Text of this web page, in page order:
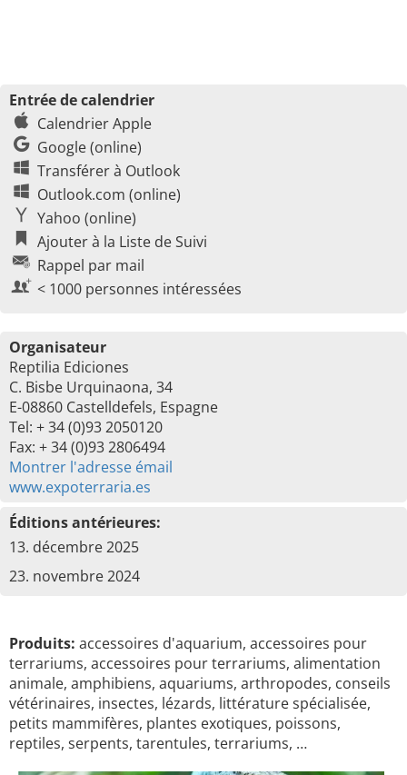
Entrée de calendrier
Calendrier Apple
Google (online)
Transférer à Outlook
Outlook.com (online)
Yahoo (online)
Ajouter à la Liste de Suivi
Rappel par mail
< 1000 personnes intéressées
Organisateur
Reptilia Ediciones
C. Bisbe Urquinaona, 34
E-08860 Castelldefels, Espagne
Tel: + 34 (0)93 2050120
Fax: + 34 (0)93 2806494
Montrer l'adresse émail
www.expoterraria.es
Éditions antérieures:
13. décembre 2025
23. novembre 2024
Produits: accessoires d'aquarium, accessoires pour
terrariums, accessoires pour terrariums, alimentation
animale, amphibiens, aquariums, arthropodes, conseils
vétérinaires, insectes, lézards, littérature spécialisée,
petits mammifères, plantes exotiques, poissons,
reptiles, serpents, tarentules, terrariums, …